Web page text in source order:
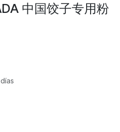
中国饺子专用粉